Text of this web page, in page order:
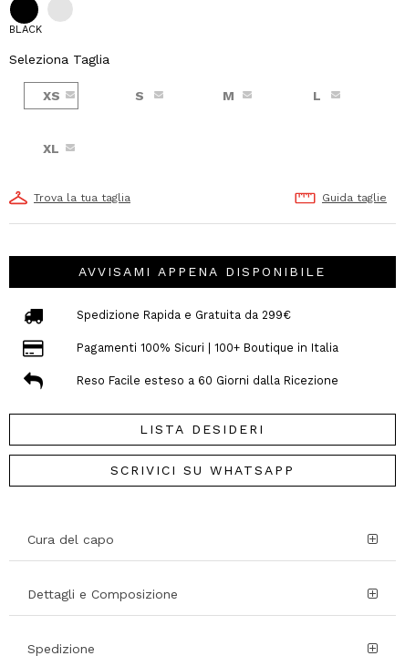
BLACK
Seleziona Taglia
XS S M L
XL
Trova la tua taglia Guida taglie
AVVISAMI APPENA DISPONIBILE
Spedizione Rapida e Gratuita da 299€
Pagamenti 100% Sicuri | 100+ Boutique in Italia
Reso Facile esteso a 60 Giorni dalla Ricezione
LISTA DESIDERI
SCRIVICI SU WHATSAPP
Cura del capo
Dettagli e Composizione
Spedizione